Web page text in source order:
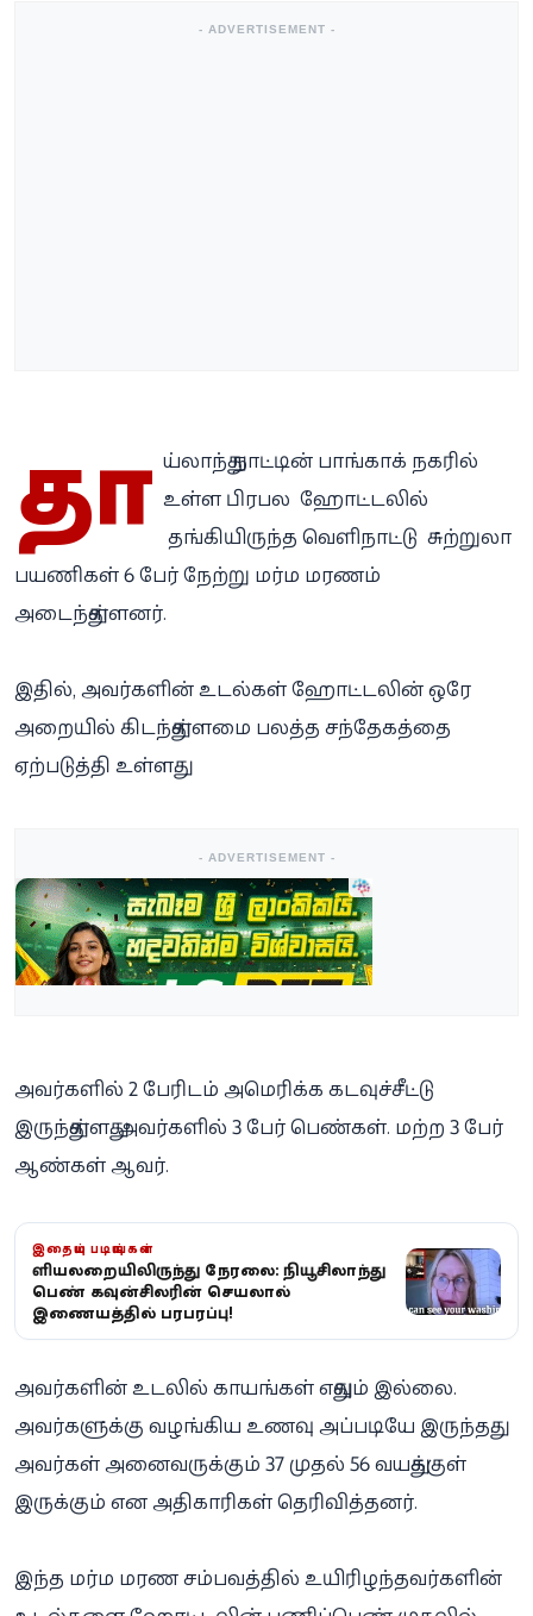
- ADVERTISEMENT -
தா ய்லாந்து நாட்டின் பாங்காக் நகரில்
உள்ள பிரபல ஹோட்டலில்
தங்கியிருந்த வெளிநாட்டு சுற்றுலா
பயணிகள் 6 பேர் நேற்று மர்ம மரணம்
அடைந்துள்ளனர்.
இதில், அவர்களின் உடல்கள் ஹோட்டலின் ஒரே
அறையில் கிடந்துள்ளமை பலத்த சந்தேகத்தை
ஏற்படுத்தி உள்ளது.
- ADVERTISEMENT -
அவர்களில் 2 பேரிடம் அமெரிக்க கடவுச்சீட்டு
இருந்துள்ளது. அவர்களில் 3 பேர் பெண்கள். மற்ற 3 பேர்
ஆண்கள் ஆவர்.
இதையும் படியுங்கள்
குளியலறையிலிருந்து நேரலை: நியூசிலாந்து
பெண் கவுன்சிலரின் செயலால்
இணையத்தில் பரபரப்பு!
அவர்களின் உடலில் காயங்கள் எதுவும் இல்லை.
அவர்களுக்கு வழங்கிய உணவு அப்படியே இருந்தது.
அவர்கள் அனைவருக்கும் 37 முதல் 56 வயதுக்குள்
இருக்கும் என அதிகாரிகள் தெரிவித்தனர்.
இந்த மர்ம மரண சம்பவத்தில் உயிரிழந்தவர்களின்